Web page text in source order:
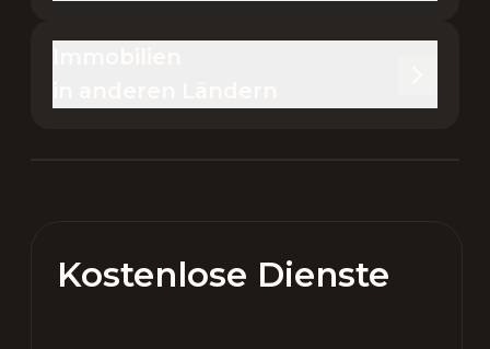
Kostenlose Dienste